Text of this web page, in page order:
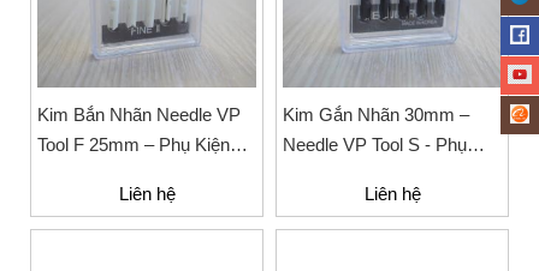
Kim Bắn Nhãn Needle VP
Tool F 25mm – Phụ Kiện
Liên hệ
Kim Gắn Nhãn 30mm –
Needle VP Tool S - Phụ
Liên hệ